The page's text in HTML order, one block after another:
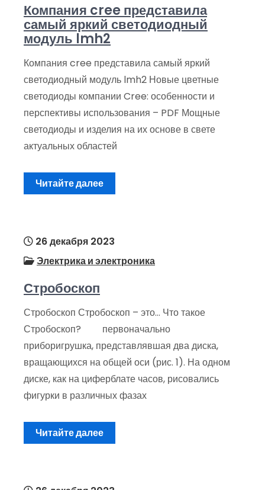
Компания cree представила
самый яркий светодиодный
модуль lmh2
Компания cree представила самый яркий
светодиодный модуль lmh2 Новые цветные
светодиоды компании Cree: особенности и
перспективы использования – PDF Мощные
светодиоды и изделия на их основе в свете
актуальных областей
Читайте далее
26 декабря 2023
Электрика и электроника
Стробоскоп
Стробоскоп Стробоскоп – это… Что такое
Стробоскоп? первоначально
приборигрушка, представлявшая два диска,
вращающихся на общей оси (рис. 1). На одном
диске, как на циферблате часов, рисовались
фигурки в различных фазах
Читайте далее